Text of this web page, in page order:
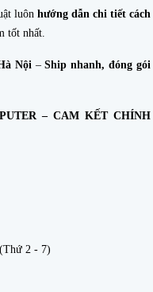
luôn hướng dẫn chi tiết cách
tốt nhất.
Nội–Ship nhanh, đóng gói
– CAM KẾT CHÍNH
2 - 7)